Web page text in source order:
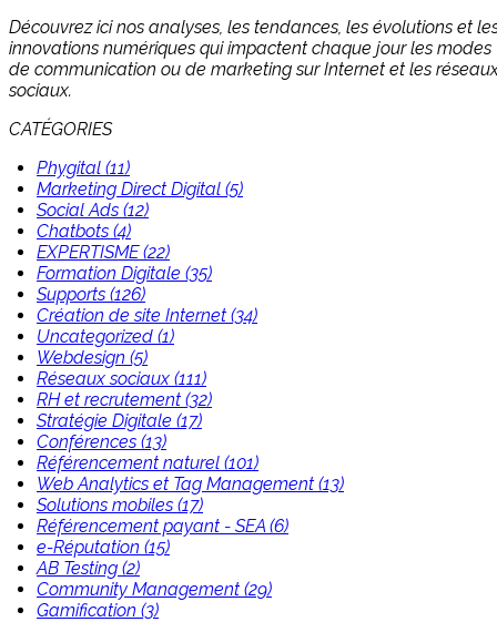
Découvrez ici nos analyses, les tendances, les évolutions et
innovations numériques qui impactent chaque jour les modes
de communication ou de marketing sur Internet et les
sociaux.
CATÉGORIES
Phygital (11)
Marketing Direct Digital (5)
Social Ads (12)
Chatbots (4)
EXPERTISME (22)
Formation Digitale (35)
Supports (126)
Création de site Internet (34)
Uncategorized (1)
Webdesign (5)
Réseaux sociaux (111)
RH et recrutement (32)
Stratégie Digitale (17)
Conférences (13)
Référencement naturel (101)
Web Analytics et Tag Management (13)
Solutions mobiles (17)
Référencement payant - SEA (6)
e-Réputation (15)
AB Testing (2)
Community Management (29)
Gamification (3)